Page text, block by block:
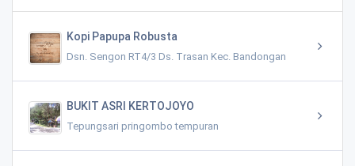
Kopi Papupa Robusta
Dsn. Sengon RT4/3 Ds. Trasan Kec. Bandongan
BUKIT ASRI KERTOJOYO
Tepungsari pringombo tempuran